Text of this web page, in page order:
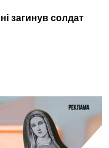
загинув солдат